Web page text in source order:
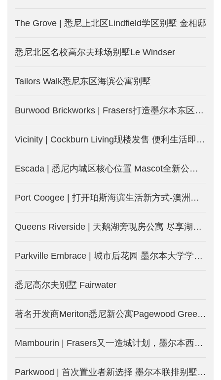
The Grove | 悉尼上北区Lindfield学区别墅 金相邸
悉尼北区名校高尔夫球场别墅Le Windser
Tailors Walk悉尼东区海滨公寓别墅
Burwood Brickworks | Frasers打造墨尔本东区Burwood城中城-墨尔本新楼盘发售
Vicinity | Cockburn Living现楼发售 便利生活即日起-澳洲珀斯新楼盘
Escada | 悉尼内城区核心位置 Mascot全新公寓-澳洲悉尼新楼盘
Port Coogee | 打开珀斯海滨生活新方式-澳洲珀斯新楼盘
Queens Riverside | 天鹅湖旁现房公寓 尽享湖边度假式生活-澳洲珀斯新楼盘
Parkville Embrace | 城市后花园 墨尔本大学学区房 投资自住两相宜
悉尼高尔夫别墅 Fairwater
著名开发商Meriton悉尼新公寓Pagewood Green，2.5公里即达NSW大学
Mambourin | Frasers又一造城计划，墨尔本西区土地房屋套餐，等你来-墨尔本新房产出售
Parkwood | 首次置业者新选择 墨尔本联排别墅火热发售-墨尔本新楼盘